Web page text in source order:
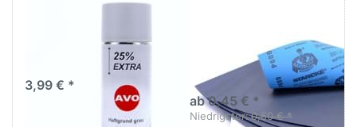
3,99 € *
diversen Körnungen
Nass-Schleifpapier zur nass
und trocken anwendung
ab 0,45 € *
Niedrigster:0,50 € *